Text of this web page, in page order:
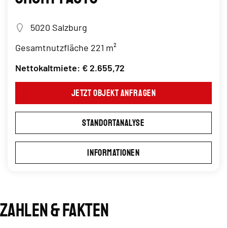
5020 Salzburg
Gesamtnutzfläche 221 m²
Nettokaltmiete: € 2.655,72
Jetzt Objekt anfragen
Standortanalyse
Informationen
Zahlen & Fakten